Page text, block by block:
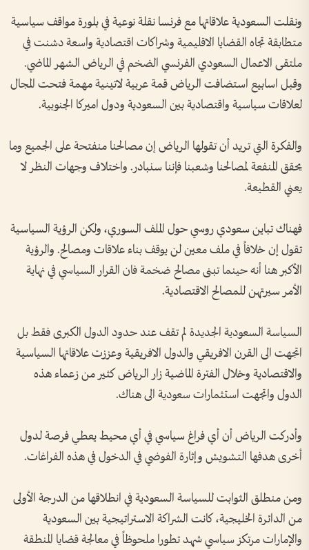
ونقلت السعودية علاقاتها مع فرنسا نقلة نوعية في بلورة مواقف سياسية
متطابقة تجاه القضايا الاقليمية وشراكات اقتصادية واسعة دشنت في
ملتقى الاعمال السعودي الفرنسي الضخم في الرياض الشهر الماضي.
وقبل اسابيع استضافت الرياض قمة عربية لاتينية مهمة فتحت المجال
لعلاقات سياسية واقتصادية بين السعودية ودول اميركا الجنوبية.
والفكرة التي تريد أن تقولها الرياض إن مصالحنا منفتحة على الجميع وما
يحقق المنفعة لمصالحنا وشعبنا فإننا سنبادر. واختلاف وجهات النظر لا
يعني القطيعة.
فهناك تباين سعودي روسي حول الملف السوري، ولكن الرؤية السياسية
تقول إن خلافاً في ملف معين لن يوقف بناء علاقات ومصالح. والرؤية
الأكبر هنا أنه حينما تبنى مصالح ضخمة فان القرار السياسي في نهاية
الأمر سيرتهن للمصالح الاقتصادية.
السياسة السعودية الجديدة لم تقف عند حدود الدول الكبرى فقط بل
اتجهت الى القرن الافريقي والدول الافريقية وعززت علاقاتها السياسية
والاقتصادية وخلال الفترة الماضية زار الرياض كثير من زعماء هذه
الدول واتجهت استثمارات سعودية الى هناك.
وأدركت الرياض أن أي فراغ سياسي في أي محيط يعطي فرصة لدول
أخرى هدفها التشويش وإثارة الفوضي في الدخول في هذه الفراغات.
ومن منطلق الثوابت للسياسة السعودية في انطلاقها من الدرجة الأولى
من الدائرة الخليجية، كانت الشراكة الاستراتيجية بين السعودية
والإمارات مرتكز سياسي شهد تطورا ملحوظاً في معالجة قضايا المنطقة